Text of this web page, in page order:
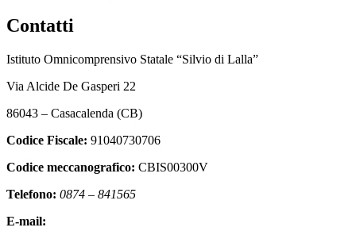
Contatti
Istituto Omnicomprensivo Statale “Silvio di Lalla”
Via Alcide De Gasperi 22
86043 – Casacalenda (CB)
Codice Fiscale: 91040730706
Codice meccanografico: CBIS00300V
Telefono: 0874 – 841565
E-mail: